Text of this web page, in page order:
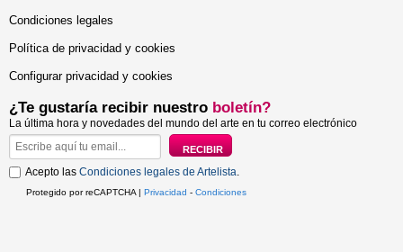
Condiciones legales
Política de privacidad y cookies
Configurar privacidad y cookies
¿Te gustaría recibir nuestro boletín?
La última hora y novedades del mundo del arte en tu correo electrónico
Acepto las Condiciones legales de Artelista.
Protegido por reCAPTCHA | Privacidad - Condiciones